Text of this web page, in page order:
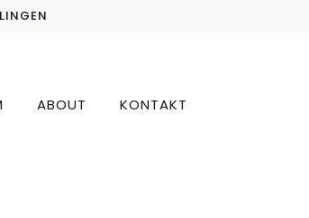
ABOUT KONTAKT